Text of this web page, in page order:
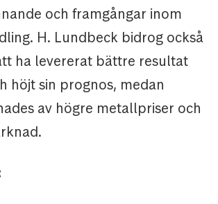
och framgångar inom
H. Lundbeck bidrog också
ha levererat bättre resultat
höjt sin prognos, medan
av högre metallpriser och